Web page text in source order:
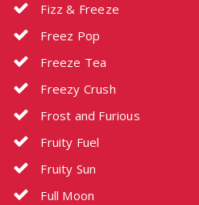
Fizz & Freeze
Freez Pop
Freeze Tea
Freezy Crush
Frost and Furious
Fruity Fuel
Fruity Sun
Full Moon